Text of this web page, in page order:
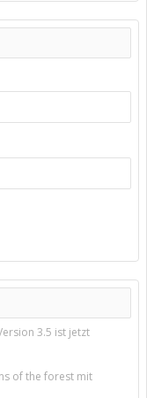
3.5 ist jetzt
of the forest mit